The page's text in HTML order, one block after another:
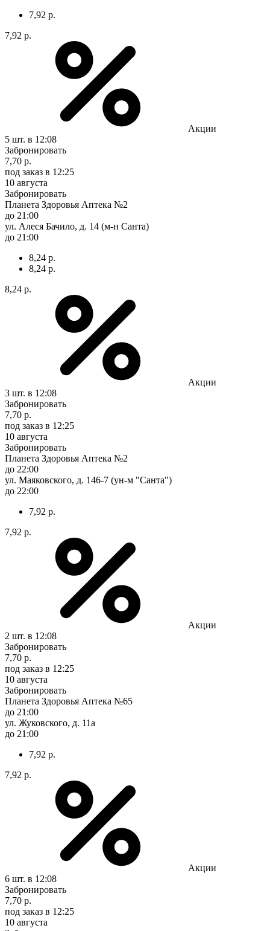
7,92 р.
7,92 р.
Акции
5 шт. в 12:08
Забронировать
7,70 р.
под заказ в 12:25
10 августа
Забронировать
Планета Здоровья Аптека №2
до 21:00
ул. Алеся Бачило, д. 14 (м-н Санта)
до 21:00
8,24 р.
8,24 р.
8,24 р.
Акции
3 шт. в 12:08
Забронировать
7,70 р.
под заказ в 12:25
10 августа
Забронировать
Планета Здоровья Аптека №2
до 22:00
ул. Маяковского, д. 146-7 (ун-м "Санта")
до 22:00
7,92 р.
7,92 р.
Акции
2 шт. в 12:08
Забронировать
7,70 р.
под заказ в 12:25
10 августа
Забронировать
Планета Здоровья Аптека №65
до 21:00
ул. Жуковского, д. 11а
до 21:00
7,92 р.
7,92 р.
Акции
6 шт. в 12:08
Забронировать
7,70 р.
под заказ в 12:25
10 августа